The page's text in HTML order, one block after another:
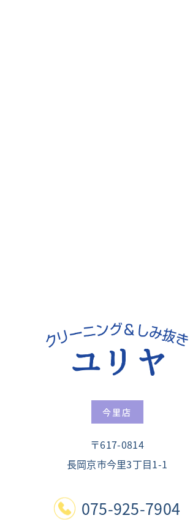
今里店
〒617-0814
長岡京市今里3丁目1-1
075-925-7904